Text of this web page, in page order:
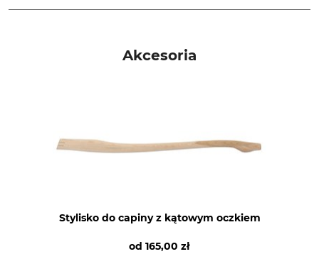
Akcesoria
Stylisko do capiny z kątowym oczkiem
od 165,00 zł